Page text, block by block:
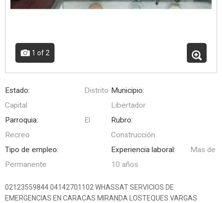
1 of 2
Estado:
Distrito
Capital
Municipio:
Libertador
Parroquia:
El
Recreo
Rubro:
Construcción
Tipo de empleo:
Permanente
Experiencia laboral:
Mas de
10 años
02123559844 04142701102 WHASSAT SERVICIOS DE
EMERGENCIAS EN CARACAS MIRANDA LOSTEQUES VARGAS